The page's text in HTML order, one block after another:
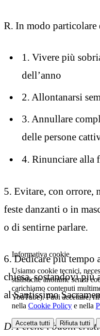
R. In modo particolare
1. Vivere più
dell’anno
2. Allontanarsi
3. Annullare
delle persone
4. Rinunciare alla
5. Evitare, con orrore,
feste danzanti o in
o di sentirne parlare.
6. Dedicare più tempo
chiesa, sostandovi più
al Santissimo
D. Perché i buoni
Informativa cookie
Usiamo cookie tecnici,
statistiche anonime senza
carichiamo contenuti
YouTube). Puoi accettare,
nella Cookie Policy e nella
Accetta tutti Rifiuta tutti